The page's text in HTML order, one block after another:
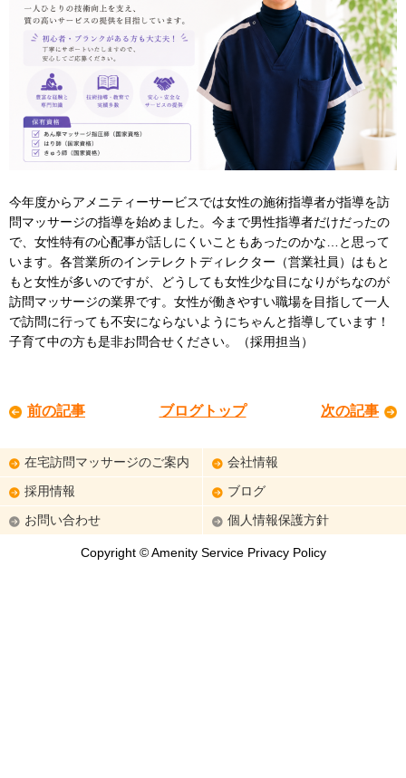
今年度からアメニティーサービスでは女性の施術指導者が指導を訪
問マッサージの指導を始めました。今まで男性指導者だけだったの
で、女性特有の心配事が話しにくいこともあったのかな…と思って
います。各営業所のインテレクトディレクター（営業社員）はもと
もと女性が多いのですが、どうしても女性少な目になりがちなのが
訪問マッサージの業界です。女性が働きやすい職場を目指して一人
で訪問に行っても不安にならないようにちゃんと指導しています！
子育て中の方も是非お問合せください。（採用担当）
前の記事 ブログトップ 次の記事
在宅訪問マッサージのご案内 会社情報
採用情報 ブログ
お問い合わせ 個人情報保護方針
Copyright © Amenity Service Privacy Policy